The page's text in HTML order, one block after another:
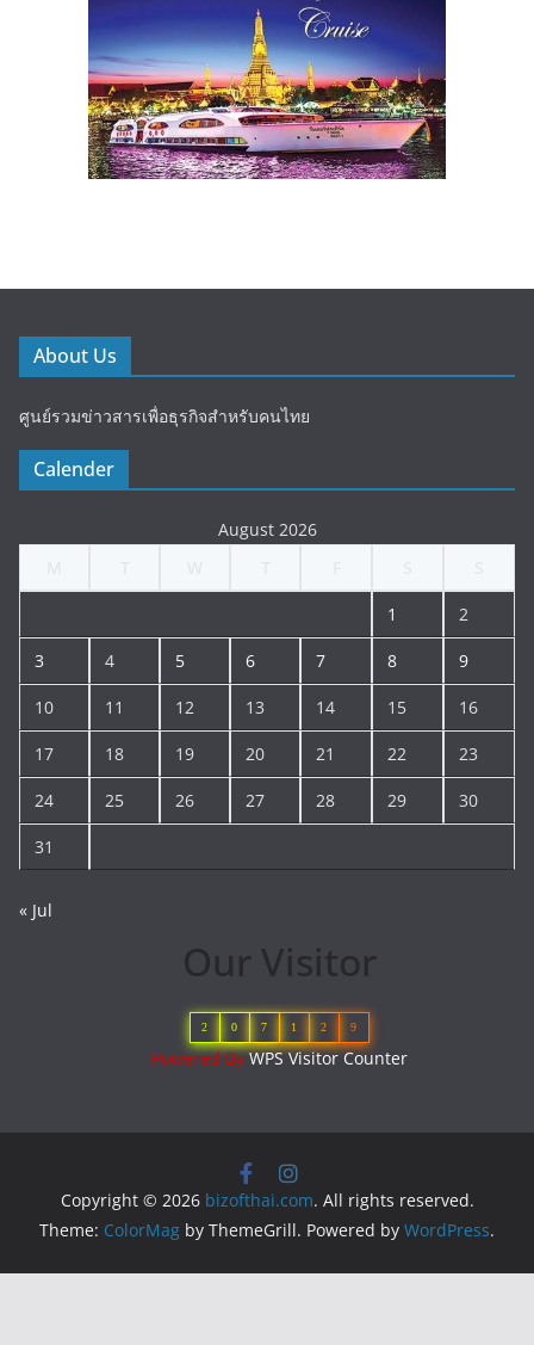
About Us
ศูนย์รวมข่าวสารเพื่อธุรกิจสำหรับคนไทย
Calender
August 2026
1 2
3 4 5 6 7 8 9
10 11 12 13 14 15 16
17 18 19 20 21 22 23
24 25 26 27 28 29 30
31
« Jul
Our Visitor
2 0 7 1 2 9
Powered ByWPS Visitor Counter
Copyright © 2026 bizofthai.com. All rights reserved.
Theme: ColorMag by ThemeGrill. Powered by WordPress.